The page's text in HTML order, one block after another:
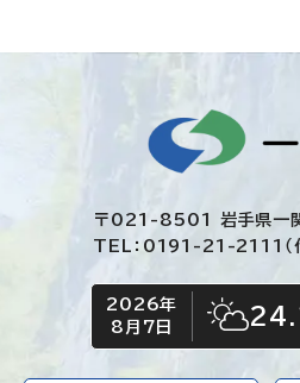
〒021-8501 岩手県一
TEL：0191-21-2111（
今日の日付
2026年
8月7日
今日の天気
晴れ時々く